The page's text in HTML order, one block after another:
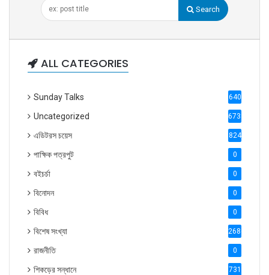
Search
ALL CATEGORIES
Sunday Talks 640
Uncategorized 6738
এডিটরস চয়েস 824
পাক্ষিক পত্রপুট 0
বইচর্চা 0
বিনোদন 0
বিবিধ 0
বিশেষ সংখ্যা 2686
রাজনীতি 0
শিকড়ের সন্ধানে 731